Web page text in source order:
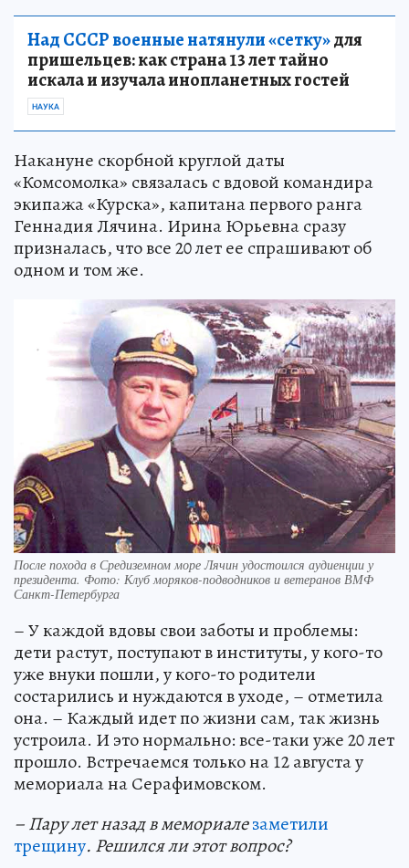
Над СССР военные натянули «сетку»для
пришельцев: как страна 13 лет тайно
искала и изучала инопланетных гостей
НАУКА
Накануне скорбной круглой даты
«Комсомолка» связалась с вдовой командира
экипажа «Курска», капитана первого ранга
Геннадия Лячина. Ирина Юрьевна сразу
призналась, что все 20 лет ее спрашивают об
одном и том же.
После похода в Средиземном море Лячин удостоился аудиенции у
президента. Фото: Клуб моряков-подводников и ветеранов ВМФ
Санкт-Петербурга
– У каждой вдовы свои заботы и проблемы:
дети растут, поступают в институты, у кого-то
уже внуки пошли, у кого-то родители
состарились и нуждаются в уходе, – отметила
она. – Каждый идет по жизни сам, так жизнь
устроила. И это нормально: все-таки уже 20 лет
прошло. Встречаемся только на 12 августа у
мемориала на Серафимовском.
– Пару лет назад в мемориалезаметили
трещину. Решился ли этот вопрос?